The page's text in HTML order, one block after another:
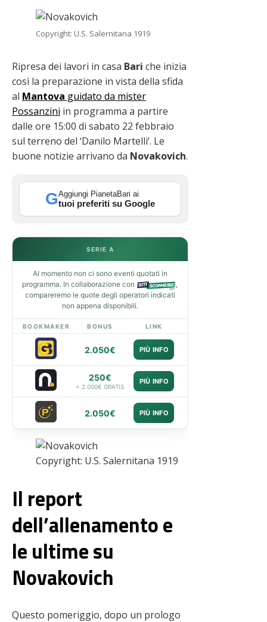
Copyright: U.S. Salernitana 1919
Ripresa dei lavori in casa Bari che inizia
così la preparazione in vista della sfida
al Mantova guidato da mister
Possanzini in programma a partire
dalle ore 15:00 di sabato 22 febbraio
sul terreno del ‘Danilo Martelli’. Le
buone notizie arrivano da Novakovich.
GAggiungi PianetaBari ai
tuoi preferiti su Google
SERIE A
Al momento non ci sono eventi quotati in
programma. In collaborazione con
,
compareremo le quote degli operatori indicati
non appena disponibili.
BOOKMAKER BONUS LINK
2.050€ PIÙ INFO
250€
+ 2.000€ GRATIS
PIÙ INFO
2.050€ PIÙ INFO
Copyright: U.S. Salernitana 1919
Il report
dell’allenamento e
le ultime su
Novakovich
Questo pomeriggio, dopo un prologo